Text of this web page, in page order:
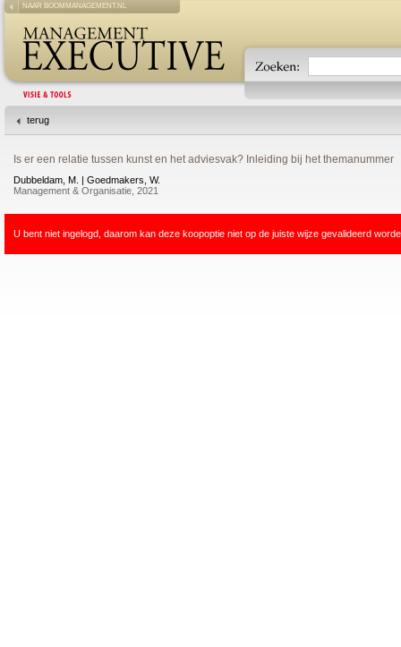
NAAR BOOMMANAGEMENT.NL
terug
Is er een relatie tussen kunst en het adviesvak? Inleiding bij het themanummer
Dubbeldam, M. | Goedmakers, W.
Management & Organisatie, 2021
U bent niet ingelogd, daarom kan deze koopoptie niet op de juiste wijze gevalideerd